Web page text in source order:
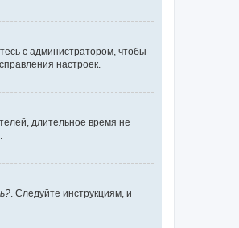
с администратором, чтобы
настроек.
длительное время не
. Следуйте инструкциям, и